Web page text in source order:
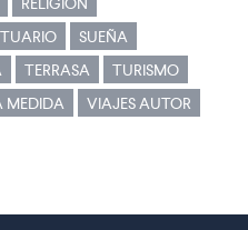
SUEÑA
TERRASA
TURISMO
MEDIDA
VIAJES AUTOR